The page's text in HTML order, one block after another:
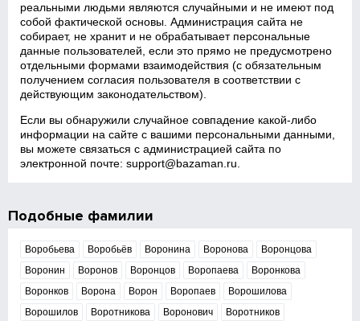
реальными людьми являются случайными и не имеют под
собой фактической основы. Администрация сайта не
собирает, не хранит и не обрабатывает персональные
данные пользователей, если это прямо не предусмотрено
отдельными формами взаимодействия (с обязательным
получением согласия пользователя в соответствии с
действующим законодательством).
Если вы обнаружили случайное совпадение какой‑либо
информации на сайте с вашими персональными данными,
вы можете связаться с администрацией сайта по
электронной почте:support@bazaman.ru
Подобные фамилии
Воробьева Воробьёв Воронина Воронова
Воронцова
Воронин
Воронов Воронцов Воропаева
Воронкова
Воронков
Ворона Ворон Воропаев
Ворошилова
Ворошилов
Воротникова Воронович Воротников